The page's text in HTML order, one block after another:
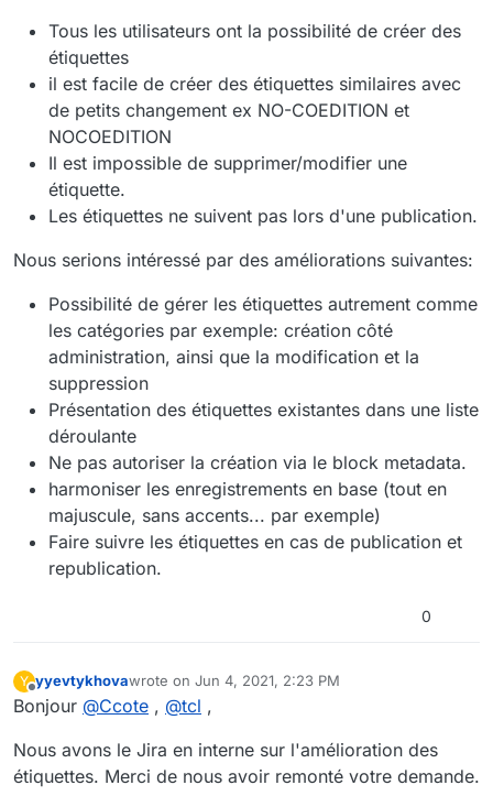
Tous les utilisateurs ont la possibilité de créer des
étiquettes
il est facile de créer des étiquettes similaires avec
de petits changement ex NO-COEDITION et
NOCOEDITION
Il est impossible de supprimer/modifier une
étiquette.
Les étiquettes ne suivent pas lors d'une publication.
Nous serions intéressé par des améliorations suivantes:
Possibilité de gérer les étiquettes autrement comme
les catégories par exemple: création côté
administration, ainsi que la modification et la
suppression
Présentation des étiquettes existantes dans une liste
déroulante
Ne pas autoriser la création via le block metadata.
harmoniser les enregistrements en base (tout en
majuscule, sans accents... par exemple)
Faire suivre les étiquettes en cas de publication et
republication.
0
Y
Offline
yyevtykhovawrote on Jun 4, 2021, 2:23 PM
last edited by
Bonjour @Ccote , @tcl ,
Nous avons le Jira en interne sur l'amélioration des
étiquettes. Merci de nous avoir remonté votre demande.